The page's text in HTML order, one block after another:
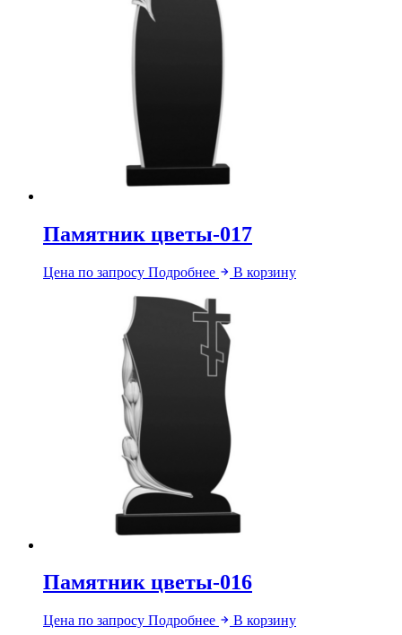
Памятник цветы-017
Цена по запросу Подробнее В корзину
Памятник цветы-016
Цена по запросу Подробнее В корзину